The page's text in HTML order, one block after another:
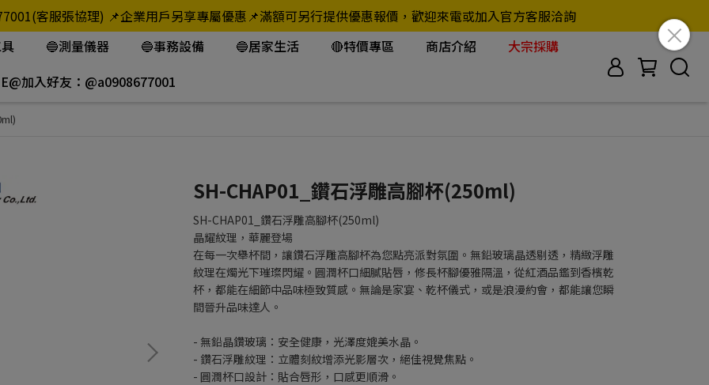
客服張協理) 📌企業用戶另享專屬優惠📌滿額可另行提供優惠報價，歡迎來電或加入官方客服洽詢
🔵測量儀器 🔵事務設備 🔵居家生活 🔴特價專區 商店介紹
大宗採購
加入好友：@a0908677001
SH-CHAP01_鑽石浮雕高腳杯(250ml)
SH-CHAP01_鑽石浮雕高腳杯(250ml)
晶耀紋理，華麗登場
在每一次舉杯間，讓鑽石浮雕高腳杯為您點亮派對氛圍。無鉛玻璃晶透剔透，精緻浮雕
紋理在燭光下璀璨閃耀。圓潤杯口細膩貼唇，修長杯腳優雅隔溫，從紅酒品鑑到香檳乾
杯，都能在細節中品味極致質感。無論是家宴、乾杯儀式，或是浪漫約會，都能讓您瞬
間晉升品味達人。
- 無鉛晶鑽玻璃：安全健康，光澤度媲美水晶。
- 鑽石浮雕紋理：立體刻紋增添光影層次，絕佳視覺焦點。
- 圓潤杯口設計：貼合唇形，口感更順滑。